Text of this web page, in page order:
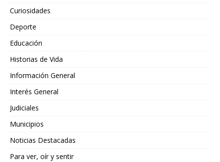
Curiosidades
Deporte
Educación
Historias de Vida
Información General
Interés General
Judiciales
Municipios
Noticias Destacadas
Para ver, oír y sentir